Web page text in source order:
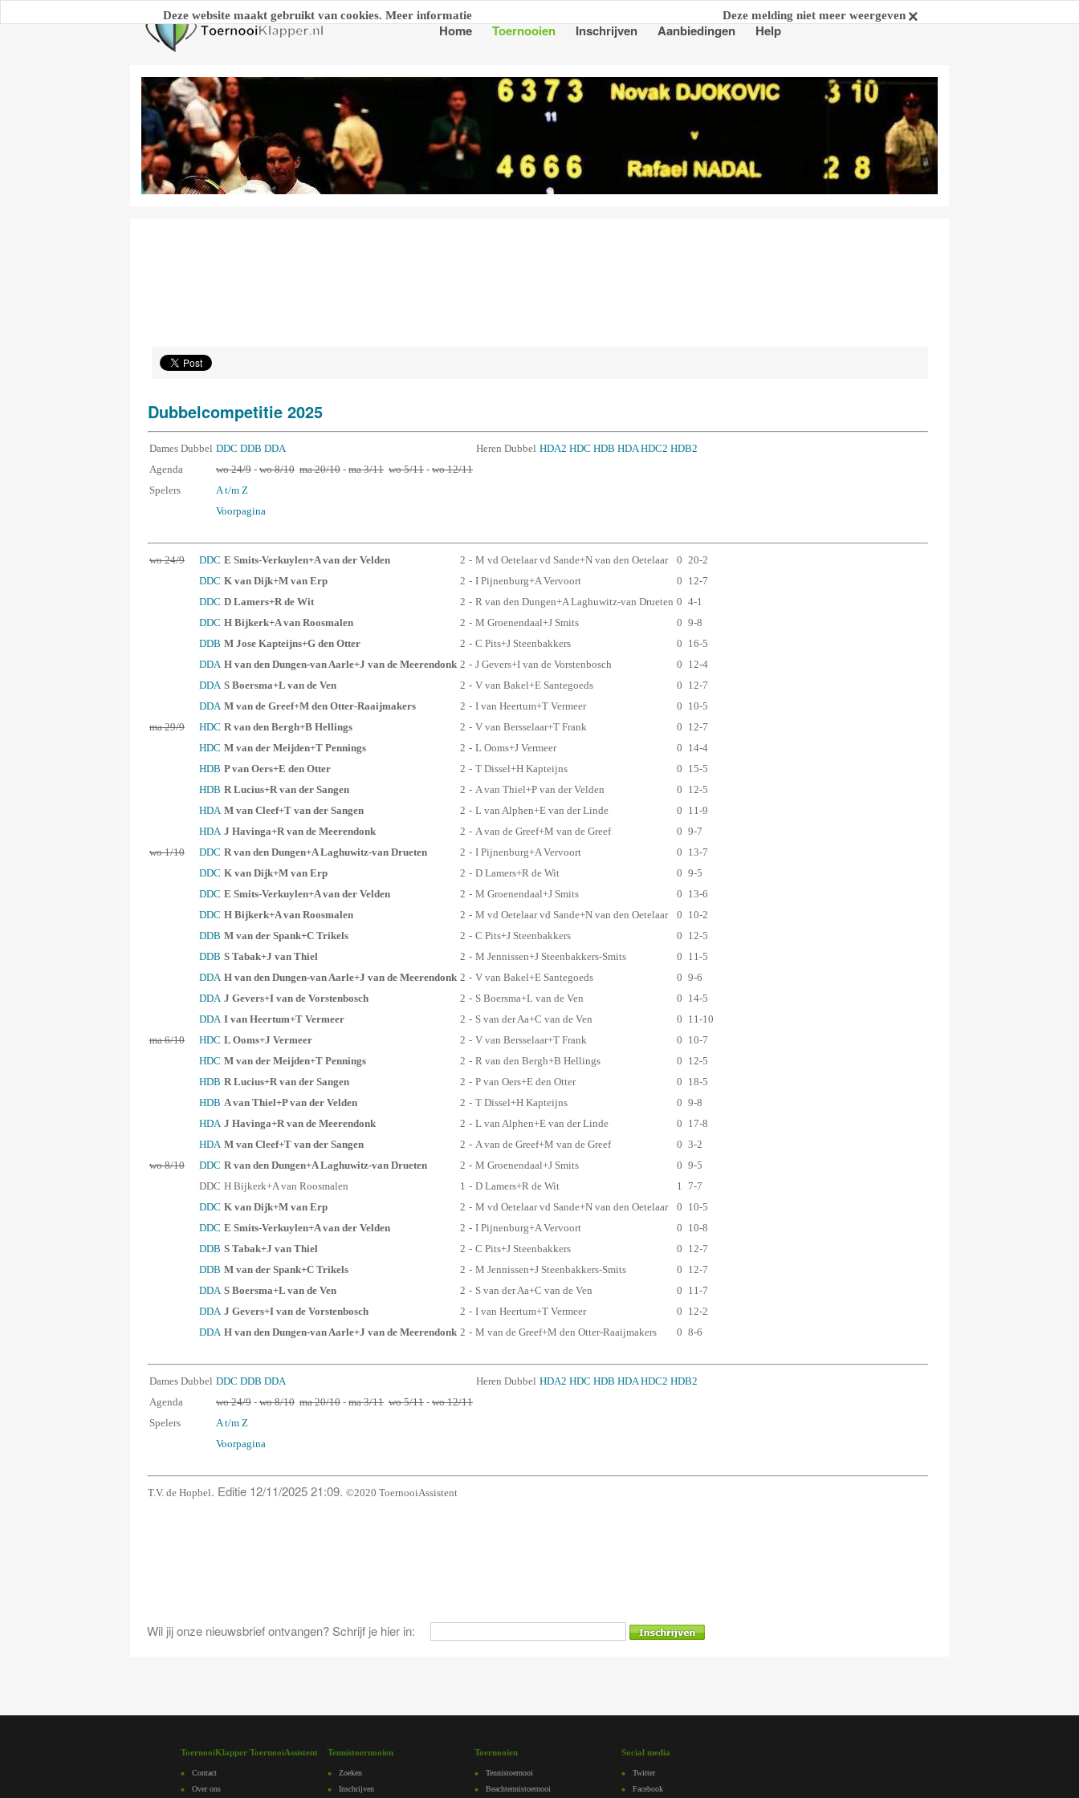
Dubbelcompetitie 2025
Dames Dubbel DDC DDB DDA Heren Dubbel HDA2 HDC HDB HDA HDC2 HDB2
Agenda
wo 24/9 - wo 8/10 ma 20/10 - ma 3/11 wo 5/11 - wo 12/11
Spelers
A t/m Z
Voorpagina
wo 24/9 DDC E Smits-Verkuylen+A van der Velden 2 - M vd Oetelaar vd Sande+N van den Oetelaar 0 20-2
DDC K van Dijk+M van Erp 2 - I Pijnenburg+A Vervoort 0 12-7
DDC D Lamers+R de Wit 2 - R van den Dungen+A Laghuwitz-van Drueten 0 4-1
DDC H Bijkerk+A van Roosmalen 2 - M Groenendaal+J Smits 0 9-8
DDB M Jose Kapteijns+G den Otter 2 - C Pits+J Steenbakkers 0 16-5
DDA H van den Dungen-van Aarle+J van de Meerendonk 2 - J Gevers+I van de Vorstenbosch 0 12-4
DDA S Boersma+L van de Ven 2 - V van Bakel+E Santegoeds 0 12-7
DDA M van de Greef+M den Otter-Raaijmakers 2 - I van Heertum+T Vermeer 0 10-5
ma 29/9
HDC R van den Bergh+B Hellings 2 - V van Bersselaar+T Frank 0 12-7
HDC M van der Meijden+T Pennings 2 - L Ooms+J Vermeer 0 14-4
HDB P van Oers+E den Otter 2 - T Dissel+H Kapteijns 0 15-5
HDB R Lucius+R van der Sangen 2 - A van Thiel+P van der Velden 0 12-5
HDA M van Cleef+T van der Sangen 2 - L van Alphen+E van der Linde 0 11-9
HDA J Havinga+R van de Meerendonk 2 - A van de Greef+M van de Greef 0 9-7
wo 1/10
DDC R van den Dungen+A Laghuwitz-van Drueten 2 - I Pijnenburg+A Vervoort 0 13-7
DDC K van Dijk+M van Erp 2 - D Lamers+R de Wit 0 9-5
DDC E Smits-Verkuylen+A van der Velden 2 - M Groenendaal+J Smits 0 13-6
DDC H Bijkerk+A van Roosmalen 2 - M vd Oetelaar vd Sande+N van den Oetelaar 0 10-2
DDB M van der Spank+C Trikels 2 - C Pits+J Steenbakkers 0 12-5
DDB S Tabak+J van Thiel 2 - M Jennissen+J Steenbakkers-Smits 0 11-5
DDA H van den Dungen-van Aarle+J van de Meerendonk 2 - V van Bakel+E Santegoeds 0 9-6
DDA J Gevers+I van de Vorstenbosch 2 - S Boersma+L van de Ven 0 14-5
DDA I van Heertum+T Vermeer 2 - S van der Aa+C van de Ven 0 11-10
ma 6/10
HDC L Ooms+J Vermeer 2 - V van Bersselaar+T Frank 0 10-7
HDC M van der Meijden+T Pennings 2 - R van den Bergh+B Hellings 0 12-5
HDB R Lucius+R van der Sangen 2 - P van Oers+E den Otter 0 18-5
HDB A van Thiel+P van der Velden 2 - T Dissel+H Kapteijns 0 9-8
HDA J Havinga+R van de Meerendonk 2 - L van Alphen+E van der Linde 0 17-8
HDA M van Cleef+T van der Sangen 2 - A van de Greef+M van de Greef 0 3-2
wo 8/10
DDC R van den Dungen+A Laghuwitz-van Drueten 2 - M Groenendaal+J Smits 0 9-5
DDC H Bijkerk+A van Roosmalen 1 - D Lamers+R de Wit 1
7-7
DDC K van Dijk+M van Erp 2 - M vd Oetelaar vd Sande+N van den Oetelaar 0 10-5
DDC E Smits-Verkuylen+A van der Velden 2 - I Pijnenburg+A Vervoort 0 10-8
DDB S Tabak+J van Thiel 2 - C Pits+J Steenbakkers 0 12-7
DDB M van der Spank+C Trikels 2 - M Jennissen+J Steenbakkers-Smits 0 12-7
DDA S Boersma+L van de Ven 2 - S van der Aa+C van de Ven 0 11-7
DDA J Gevers+I van de Vorstenbosch 2 - I van Heertum+T Vermeer 0 12-2
DDA H van den Dungen-van Aarle+J van de Meerendonk 2 - M van de Greef+M den Otter-Raaijmakers 0 8-6
Dames Dubbel DDC DDB DDA Heren Dubbel HDA2 HDC HDB HDA HDC2 HDB2
Agenda
wo 24/9 - wo 8/10 ma 20/10 - ma 3/11 wo 5/11 - wo 12/11
Spelers
A t/m Z
Voorpagina
T.V. de Hopbel. Editie 12/11/2025 21:09. ©2020 ToernooiAssistent
Wil jij onze nieuwsbrief ontvangen? Schrijf je hier in:
Home Toernooien Inschrijven Aanbiedingen Help
ToernooiKlapper ToernooiAssistent
Contact
Over ons
Tennistoernooien
Zoeken
Inschrijven
Toernooien
Tennistoernooi
Beachtennistoernooi
Social media
Twitter
Facebook
Deze website maakt gebruikt van cookies. Meer informatie Deze melding niet meer weergeven